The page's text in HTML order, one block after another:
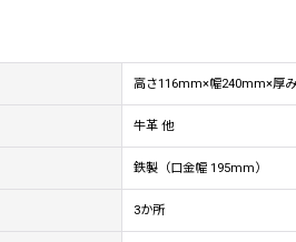
高さ116mm×幅240mm×厚
牛革 他
鉄製（口金幅 195mm）
3か所